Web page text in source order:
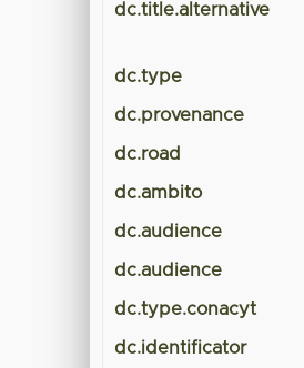
dc.title.alternative
dc.type
dc.provenance
dc.road
dc.ambito
dc.audience
dc.audience
dc.type.conacyt
dc.identificator